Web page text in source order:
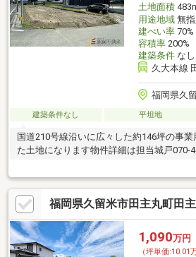
土地面積
用途地域無指
建ぺい率70%
容積率200%
建築条件なし
久大本線
福岡県久
建築条件なし 平坦地
国道210号線沿いに広々した約146坪の事
た土地になります物件詳細は担当城戸070-
福岡県久留米市田主丸町田
1,090万円
（坪単価:10.01